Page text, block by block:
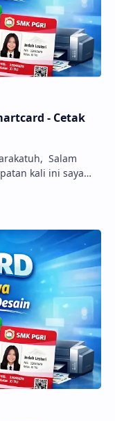
- Cetak
Salam
kali ini saya